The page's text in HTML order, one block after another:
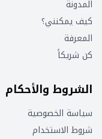
المدونة
كيف يمكنني؟
المعرفة
كن شريكاً
الشروط والأحكام
سياسة الخصوصية
شروط الاستخدام